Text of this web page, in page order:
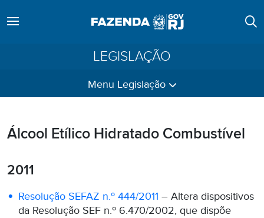
LEGISLAÇÃO
Menu Legislação
Álcool Etílico Hidratado Combustível
2011
Resolução SEFAZ n.º 444/2011 – Altera dispositivos
da Resolução SEF n.º 6.470/2002, que dispõe